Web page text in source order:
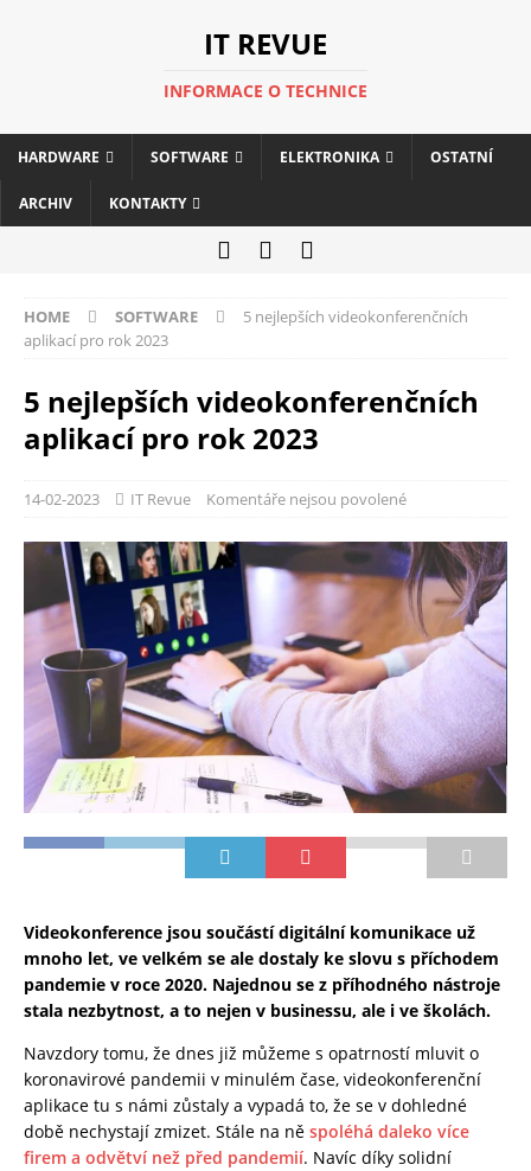
IT REVUE
INFORMACE O TECHNICE
HARDWARE SOFTWARE ELEKTRONIKA OSTATNÍ
ARCHIV KONTAKTY
HOME SOFTWARE
5 nejlepších videokonferenčních
aplikací pro rok 2023
5 nejlepších videokonferenčních
aplikací pro rok 2023
14-02-2023 IT Revue Komentáře nejsou povolené
Videokonference jsou součástí digitální komunikace už
mnoho let, ve velkém se ale dostaly ke slovu s příchodem
pandemie v roce 2020. Najednou se z příhodného nástroje
stala nezbytnost, a to nejen v businessu, ale i ve školách.
Navzdory tomu, že dnes již můžeme s opatrností mluvit o
koronavirové pandemii v minulém čase, videokonferenční
aplikace tu s námi zůstaly a vypadá to, že se v dohledné
době nechystají zmizet. Stále na ně spoléhá daleko více
firem a odvětví než před pandemií. Navíc díky solidní